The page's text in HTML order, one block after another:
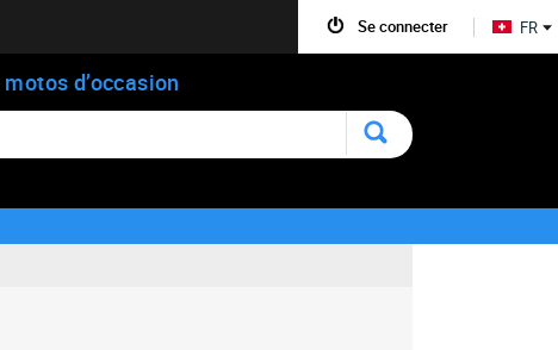
motos d’occasion
Se connecter FR